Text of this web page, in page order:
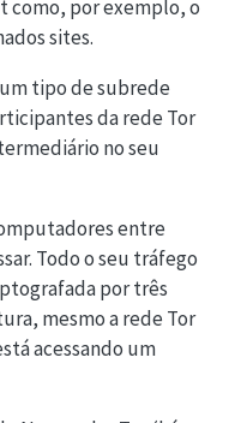
como, por exemplo, o
sites.
tipo de subrede
da rede Tor
no seu
entre
Todo o seu tráfego
por três
mesmo a rede Tor
acessando um